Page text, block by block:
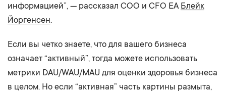
информацией”, — рассказал COO и CFO EA Блейк
Йоргенсен.
Если вы четко знаете, что для вашего бизнеса
означает “активный”, тогда можете использовать
метрики DAU/WAU/MAU для оценки здоровья бизнеса
в целом. Но если “активная” часть картины размыта,